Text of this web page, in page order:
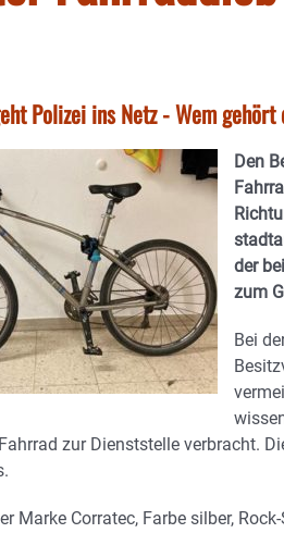
Polizei ins Netz - Wem gehört
Den
der
zum
Bei
zur Dienststelle verbracht.
Marke Corratec, Farbe silber,